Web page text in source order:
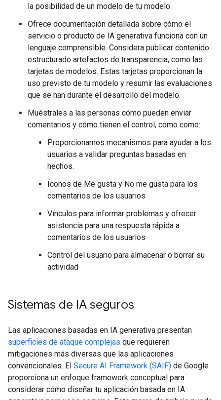
la posibilidad de un modelo de tu modelo.
Ofrece documentación detallada sobre cómo el
servicio o producto de IA generativa funciona con un
lenguaje comprensible. Considera publicar contenido
estructurado artefactos de transparencia, como las
tarjetas de modelos. Estas tarjetas proporcionan la
uso previsto de tu modelo y resumir las evaluaciones
que se han durante el desarrollo del modelo.
Muéstrales a las personas cómo pueden enviar
comentarios y cómo tienen el control, como como:
Proporcionamos mecanismos para ayudar a los
usuarios a validar preguntas basadas en
hechos.
Íconos de Me gusta y No me gusta para los
comentarios de los usuarios
Vínculos para informar problemas y ofrecer
asistencia para una respuesta rápida a
comentarios de los usuarios
Control del usuario para almacenar o borrar su
actividad
Sistemas de IA seguros
Las aplicaciones basadas en IA generativa presentan
superficies de ataque complejas que requieren
mitigaciones más diversas que las aplicaciones
convencionales. El Secure AI Framework (SAIF) de Google
proporciona un enfoque framework conceptual para
considerar cómo diseñar tu aplicación basada en IA